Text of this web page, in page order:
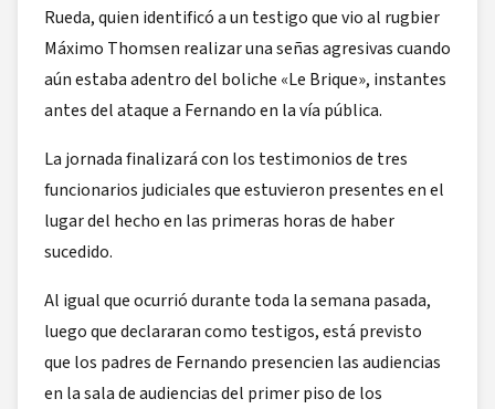
Rueda, quien identificó a un testigo que vio al rugbier
Máximo Thomsen realizar una señas agresivas cuando
aún estaba adentro del boliche «Le Brique», instantes
antes del ataque a Fernando en la vía pública.
La jornada finalizará con los testimonios de tres
funcionarios judiciales que estuvieron presentes en el
lugar del hecho en las primeras horas de haber
sucedido.
Al igual que ocurrió durante toda la semana pasada,
luego que declararan como testigos, está previsto
que los padres de Fernando presencien las audiencias
en la sala de audiencias del primer piso de los